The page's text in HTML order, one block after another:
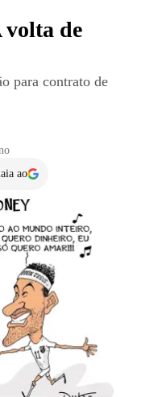
volta de
para contrato de
ao